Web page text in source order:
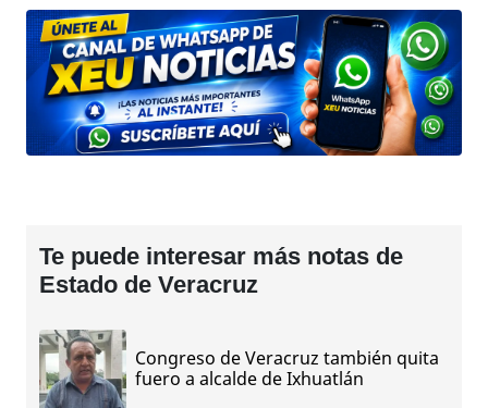
Te puede interesar más notas de
Estado de Veracruz
Congreso de Veracruz también quita
fuero a alcalde de Ixhuatlán